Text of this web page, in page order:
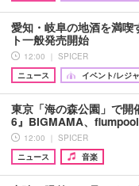
愛知・岐阜の地酒を満喫
ト一般発売開始
12:00 ｜ SPICER
ニュース
イベント/レジ
東京「海の森公園」で開
6』BIGMAMA、
12:00 ｜ SPICER
ニュース
音楽